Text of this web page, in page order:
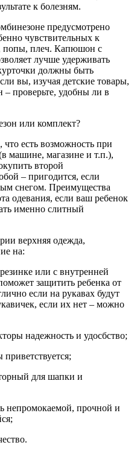
к болезням.
предусмотрено
чувствительных к
попы, плеч. Капюшон с
лучше удерживать
должны быть
вы, изучая детские товары,
проверьте, удобны ли в
или комплект?
есть возможность при
машине, магазине и т.п.),
второй
– пригодится, если
снегом. Преимущества
одевания, если ваш ребенок
именно слитный
верхняя одежда,
на:
или с внутренней
защитить ребенка от
если на рукавах будут
если их нет – можно
надежность и удосбство;
для шапки и
непромокаемой, прочной и